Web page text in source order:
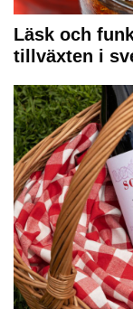
Läsk och
tillväxten i